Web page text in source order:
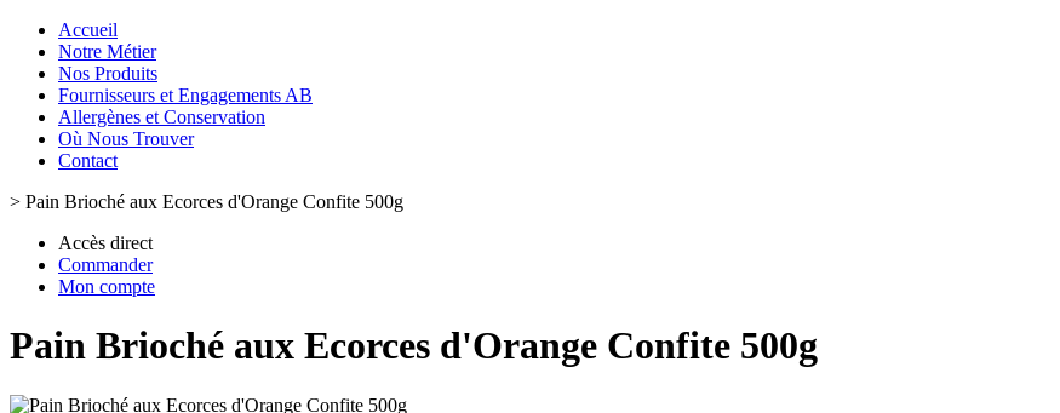
Accueil
Notre Métier
Nos Produits
Fournisseurs et Engagements AB
Allergènes et Conservation
Où Nous Trouver
Contact
> Pain Brioché aux Ecorces d'Orange Confite 500g
Accès direct
Commander
Mon compte
Pain Brioché aux Ecorces d'Orange Confite 500g